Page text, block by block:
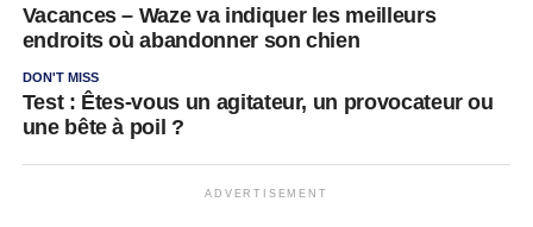
Vacances – Waze va indiquer les meilleurs
endroits où abandonner son chien
DON'T MISS
Test : Êtes-vous un agitateur, un provocateur ou
une bête à poil ?
ADVERTISEMENT